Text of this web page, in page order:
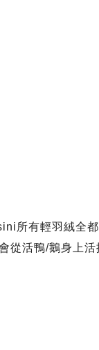
所有輕羽絨全
活鴨/鵝身上活